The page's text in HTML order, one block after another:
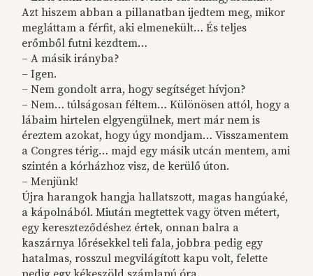
Azt hiszem abban a pillanatban ijedtem meg, mikor
megláttam a férfit, aki elmenekült… És teljes
erőmből futni kezdtem…
– A másik irányba?
– Igen.
– Nem gondolt arra, hogy segítséget hívjon?
– Nem… túlságosan féltem… Különösen attól, hogy a
lábaim hirtelen elgyengülnek, mert már nem is
éreztem azokat, hogy úgy mondjam… Visszamentem
a Congres térig… majd egy másik utcán mentem, ami
szintén a kórházhoz visz, de kerülő úton.
– Menjünk!
Újra harangok hangja hallatszott, magas hangúaké,
a kápolnából. Miután megtettek vagy ötven métert,
egy kereszteződéshez értek, onnan balra a
kaszárnya lőrésekkel teli fala, jobbra pedig egy
hatalmas, rosszul megvilágított kapu volt, felette